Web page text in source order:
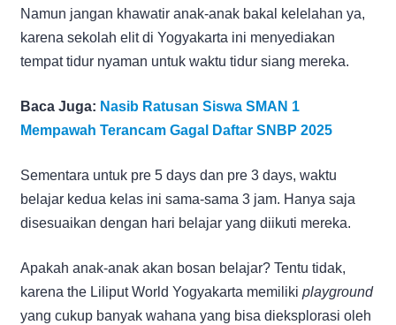
Namun jangan khawatir anak-anak bakal kelelahan ya,
karena sekolah elit di Yogyakarta ini menyediakan
tempat tidur nyaman untuk waktu tidur siang mereka.
Baca Juga: Nasib Ratusan Siswa SMAN 1
Mempawah Terancam Gagal Daftar SNBP 2025
Sementara untuk pre 5 days dan pre 3 days, waktu
belajar kedua kelas ini sama-sama 3 jam. Hanya saja
disesuaikan dengan hari belajar yang diikuti mereka.
Apakah anak-anak akan bosan belajar? Tentu tidak,
karena the Liliput World Yogyakarta memiliki playground
yang cukup banyak wahana yang bisa dieksplorasi oleh